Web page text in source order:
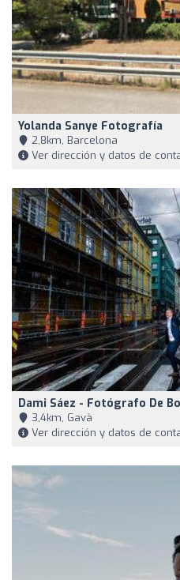
Yolanda Sanye Fotografía
2,8km, Barcelona
Ver dirección y datos de
Dami Sáez - Fotógrafo De
3,4km, Gavà
Ver dirección y datos de